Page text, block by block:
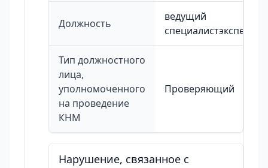
Должность
ведущий
специалистэксперт
Тип должностного
лица,
уполномоченного
на проведение
КНМ
Проверяющий
Нарушение, связанное с